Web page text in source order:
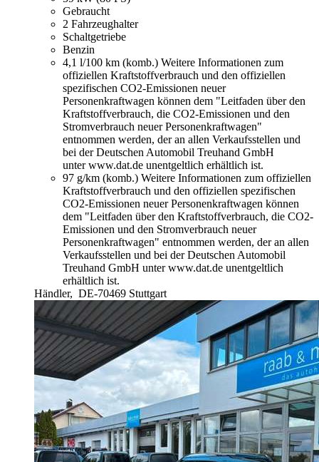
Gebraucht
2 Fahrzeughalter
Schaltgetriebe
Benzin
4,1 l/100 km (komb.) Weitere Informationen zum
offiziellen Kraftstoffverbrauch und den offiziellen
spezifischen CO2-Emissionen neuer
Personenkraftwagen können dem "Leitfaden über den
Kraftstoffverbrauch, die CO2-Emissionen und den
Stromverbrauch neuer Personenkraftwagen"
entnommen werden, der an allen Verkaufsstellen und
bei der Deutschen Automobil Treuhand GmbH
unter www.dat.de unentgeltlich erhältlich ist.
97 g/km (komb.) Weitere Informationen zum offiziellen
Kraftstoffverbrauch und den offiziellen spezifischen
CO2-Emissionen neuer Personenkraftwagen können
dem "Leitfaden über den Kraftstoffverbrauch, die CO2-
Emissionen und den Stromverbrauch neuer
Personenkraftwagen" entnommen werden, der an allen
Verkaufsstellen und bei der Deutschen Automobil
Treuhand GmbH unter www.dat.de unentgeltlich
erhältlich ist.
Händler, DE-70469 Stuttgart